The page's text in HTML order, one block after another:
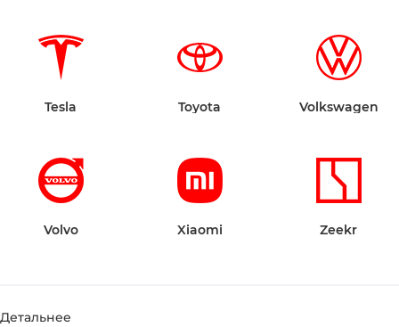
Tesla Toyota Volkswagen
Volvo Xiaomi Zeekr
Детальнее